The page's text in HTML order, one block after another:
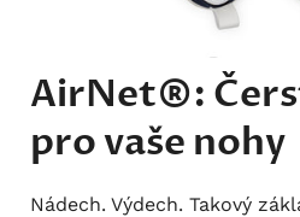
AirNet®:
pro vaše nohy
Nádech. Výdech. Takový